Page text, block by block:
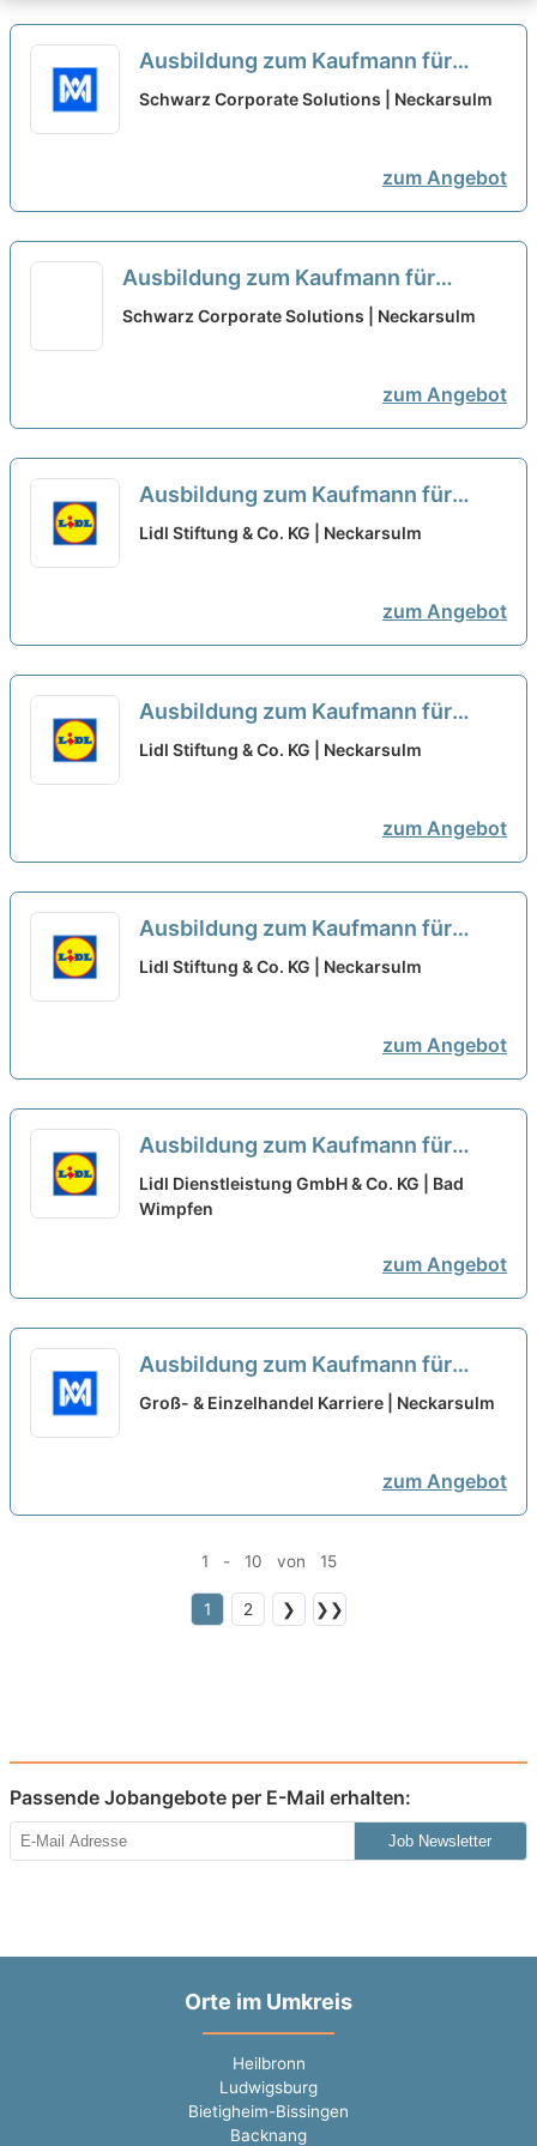
Ausbildung zum Kaufmann für
Büromanagement 2027 (m/w/d)
Schwarz Corporate Solutions | Neckarsulm
zum Angebot
Ausbildung zum Kaufmann für
Büromanagement 2027 (m/w/d) neu
Schwarz Corporate Solutions | Neckarsulm
zum Angebot
Ausbildung zum Kaufmann für
Büromanagement - Schwerpunkt
Lidl Stiftung & Co. KG | Neckarsulm
zum Angebot
Ausbildung zum Kaufmann für
Büromanagement - Schwerpunkt
Lidl Stiftung & Co. KG | Neckarsulm
zum Angebot
Ausbildung zum Kaufmann für
Büromanagement - Schwerpunkt
Lidl Stiftung & Co. KG | Neckarsulm
zum Angebot
Ausbildung zum Kaufmann für
Büromanagement 2027 (m/w/d)
neu
Lidl Dienstleistung GmbH & Co. KG | Bad
Wimpfen
zum Angebot
Ausbildung zum Kaufmann für
Büromanagement - Schwerpunkt
Groß- & Einzelhandel Karriere | Neckarsulm
zum Angebot
1 - 10 von 15
1 2 ❯ ❯❯
Passende Jobangebote per E-Mail erhalten:
Job Newsletter
Orte im Umkreis
Heilbronn
Ludwigsburg
Bietigheim-Bissingen
Backnang